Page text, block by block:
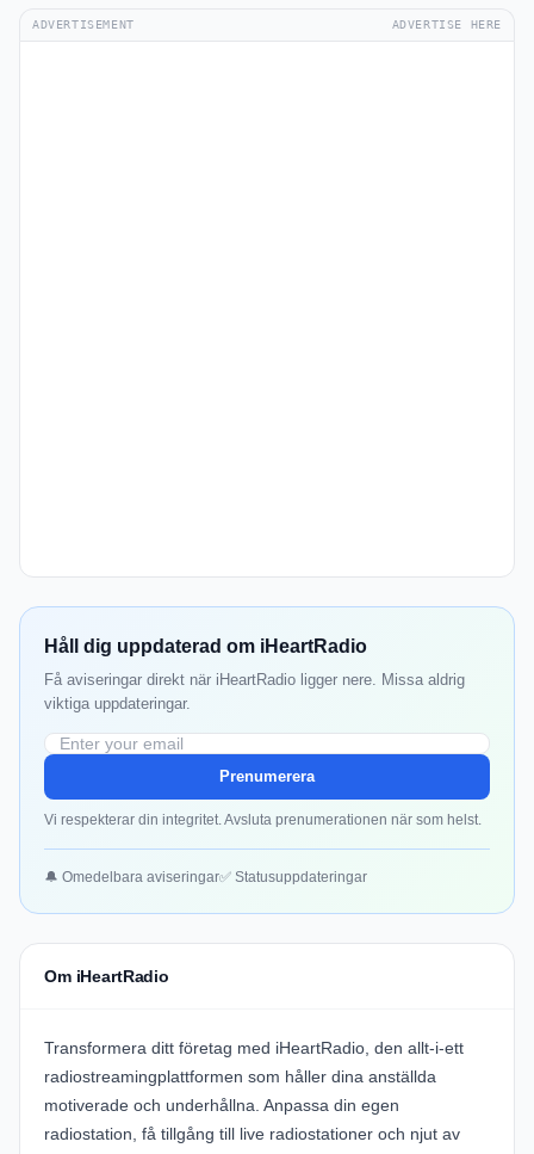
ADVERTISEMENT ADVERTISE HERE
Håll dig uppdaterad om iHeartRadio
Få aviseringar direkt när iHeartRadio ligger nere. Missa aldrig
viktiga uppdateringar.
Prenumerera
Vi respekterar din integritet. Avsluta prenumerationen när som helst.
🔔 Omedelbara aviseringar✅ Statusuppdateringar
Om iHeartRadio
Transformera ditt företag med iHeartRadio, den allt-i-ett
radiostreamingplattformen som håller dina anställda
motiverade och underhållna. Anpassa din egen
radiostation, få tillgång till live radiostationer och njut av